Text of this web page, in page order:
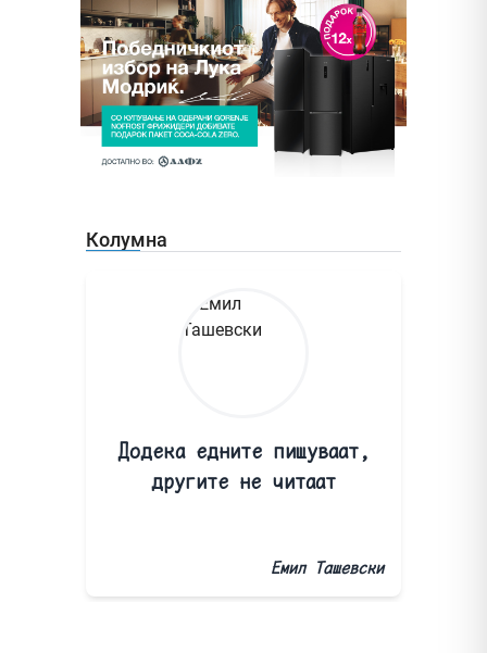
Колумна
Додека едните пишуваат,
другите не читаат
Емил Ташевски